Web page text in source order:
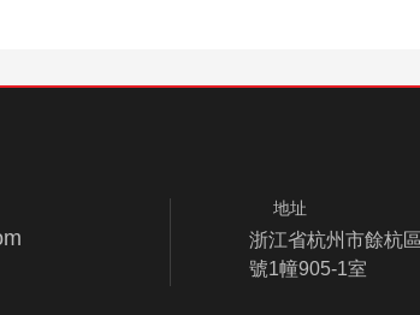
地址
浙江省杭州市餘杭
號1幢905-1室